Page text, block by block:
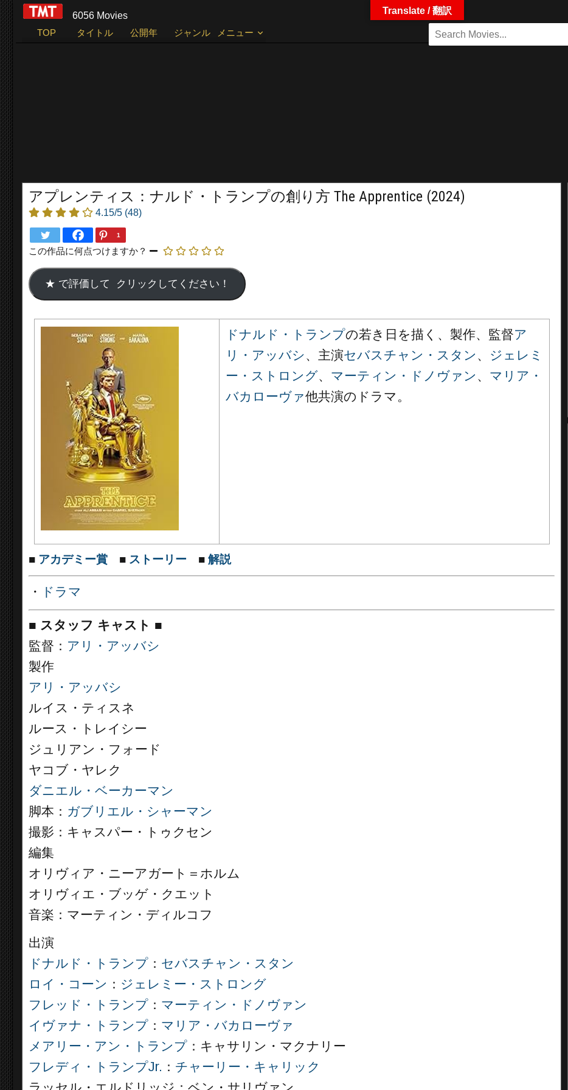
6056 Movies
TOP
タイトル 公開年 ジャンル メニュー
アプレンティス：ナルド・トランプの創り方 The Apprentice (2024)
4.15/5 (48)
1
この作品に何点つけますか？
ドナルド・トランプの若き日を描く、製作、監督ア
リ・アッバシ、主演セバスチャン・スタン 、 ジェレミ
ー・ストロング、 マーティン・ドノヴァン 、 マリア・
バカローヴァ他共演のドラマ。
■ アカデミー賞 ■ ストーリー ■ 解説
・ ドラマ
■ スタッフ キャスト ■
監督： アリ・アッバシ
製作
アリ・アッバシ
ルイス・ティスネ
ルース・トレイシー
ジュリアン・フォード
ヤコブ・ヤレク
ダニエル・ベーカーマン
脚本： ガブリエル・シャーマン
撮影：キャスパー・トゥクセン
編集
オリヴィア・ニーアガート＝ホルム
オリヴィエ・ブッゲ・クエット
音楽：マーティン・ディルコフ
出演
ドナルド・トランプ ： セバスチャン・スタン
ロイ・コーン ： ジェレミー・ストロング
フレッド・トランプ ： マーティン・ドノヴァン
イヴァナ・トランプ ： マリア・バカローヴァ
メアリー・アン・トランプ ：キャサリン・マクナリー
フレディ・トランプJr. ： チャーリー・キャリック
Translate / 翻訳